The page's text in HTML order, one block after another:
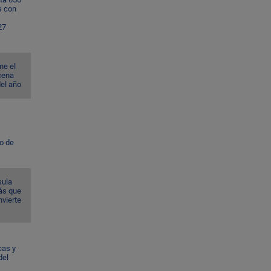
con
el
año
de
que
y